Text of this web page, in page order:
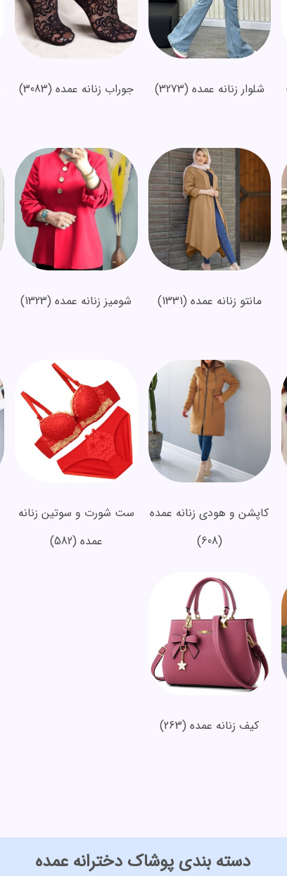
شلوار زنانه عمده (3273) جوراب زنانه عمده (3083)
مانتو زنانه عمده (1331) شومیز زنانه عمده (1323)
کاپشن و هودی زنانه عمده
(608)
ست شورت و سوتین زنانه
عمده (582)
کیف زنانه عمده (263)
دسته بندی پوشاک دخترانه عمده